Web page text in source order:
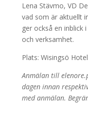
Lena Stävmo, VD
vad som är aktuellt
ger också en inblick
och verksamhet.
Plats: Wisingsö
Anmälan till
dagen innan
med anmälan.